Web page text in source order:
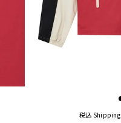
税込 Shipping